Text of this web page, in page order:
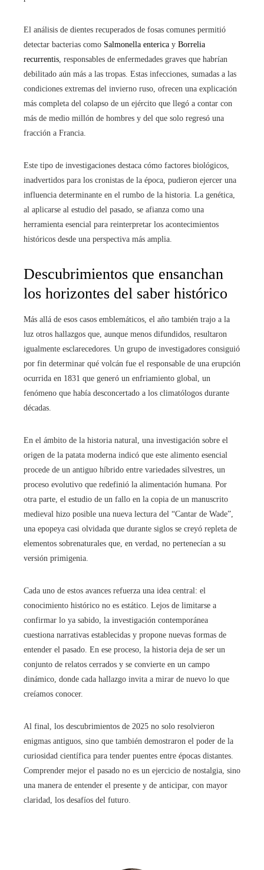
El análisis de dientes recuperados de fosas comunes permitió
detectar bacterias como Salmonella enterica y Borrelia
recurrentis , responsables de enfermedades graves que habrían
debilitado aún más a las tropas. Estas infecciones, sumadas a las
condiciones extremas del invierno ruso, ofrecen una explicación
más completa del colapso de un ejército que llegó a contar con
más de medio millón de hombres y del que solo regresó una
fracción a Francia.
Este tipo de investigaciones destaca cómo factores biológicos,
inadvertidos para los cronistas de la época, pudieron ejercer una
influencia determinante en el rumbo de la historia. La genética,
al aplicarse al estudio del pasado, se afianza como una
herramienta esencial para reinterpretar los acontecimientos
históricos desde una perspectiva más amplia.
Descubrimientos que ensanchan
los horizontes del saber histórico
Más allá de esos casos emblemáticos, el año también trajo a la
luz otros hallazgos que, aunque menos difundidos, resultaron
igualmente esclarecedores. Un grupo de investigadores consiguió
por fin determinar qué volcán fue el responsable de una erupción
ocurrida en 1831 que generó un enfriamiento global, un
fenómeno que había desconcertado a los climatólogos durante
décadas.
En el ámbito de la historia natural, una investigación sobre el
origen de la patata moderna indicó que este alimento esencial
procede de un antiguo híbrido entre variedades silvestres, un
proceso evolutivo que redefinió la alimentación humana. Por
otra parte, el estudio de un fallo en la copia de un manuscrito
medieval hizo posible una nueva lectura del “Cantar de Wade”,
una epopeya casi olvidada que durante siglos se creyó repleta de
elementos sobrenaturales que, en verdad, no pertenecían a su
versión primigenia.
Cada uno de estos avances refuerza una idea central: el
conocimiento histórico no es estático. Lejos de limitarse a
confirmar lo ya sabido, la investigación contemporánea
cuestiona narrativas establecidas y propone nuevas formas de
entender el pasado. En ese proceso, la historia deja de ser un
conjunto de relatos cerrados y se convierte en un campo
dinámico, donde cada hallazgo invita a mirar de nuevo lo que
creíamos conocer.
Al final, los descubrimientos de 2025 no solo resolvieron
enigmas antiguos, sino que también demostraron el poder de la
curiosidad científica para tender puentes entre épocas distantes.
Comprender mejor el pasado no es un ejercicio de nostalgia, sino
una manera de entender el presente y de anticipar, con mayor
claridad, los desafíos del futuro.